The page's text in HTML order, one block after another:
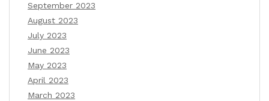
September 2023
August 2023
July 2023
June 2023
May 2023
April 2023
March 2023